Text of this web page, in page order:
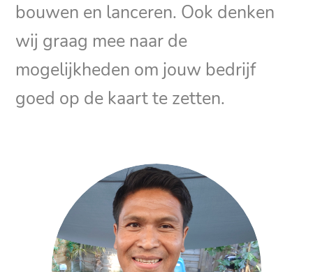
bouwen en lanceren. Ook denken
wij graag mee naar de
mogelijkheden om jouw bedrijf
goed op de kaart te zetten.